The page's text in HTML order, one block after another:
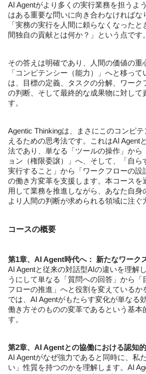
AI Agentがより多くの実行業務を担うよ
はある重要な問いに向き合わなければな
「実務の実行を人間に頼らなくなったと
間独自の貢献とは何か？」という点です。
その答えは明確であり、人間の価値の重
「コンピテンシー（能力）」へと移って
は、目標の定義、タスクの分解、ワーク
の判断、そして最終的な成果物に対して
す。
Agentic Thinkingは、まさにこのコンピ
えるための思考法です。これはAI Agent
法であり、単なる「ツールの操作」から
ョン（権限委譲）」へ、そして、「自ら
実行すること」から「ワークフローの設
の働き方変革を支援します。本コースを
用して業務を推進しながら、あなた自身
より人間の判断が求められる領域に注ぐ
コースの概要
第1章、AI Agent時代へ： 新たなワーク
AI Agentと従来の対話型AIの違いを理解
うにして単なる「質問への回答」から「
フローの推進」へと役割を変えているか
では、AI Agentがもたらす変化が単なる
働き方そのものの変革であるという基本
す。
第2章、AI Agentとの協働における認知
AI Agentがなぜ強力であると同時に、私
い」性質を持つのかを理解します。AI